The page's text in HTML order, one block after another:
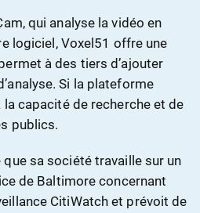
qui analyse la vidéo en
logiciel, Voxel51 offre une
à des tiers d’ajouter
Si la plateforme
capacité de recherche et de
publics.
que sa société travaille sur un
de Baltimore concernant
CitiWatch et prévoit de